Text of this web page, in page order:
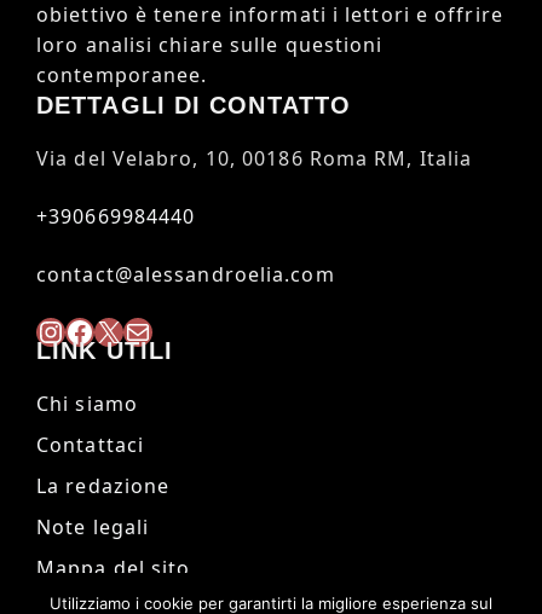
obiettivo è tenere informati i lettori e offrire
loro analisi chiare sulle questioni
contemporanee.
DETTAGLI DI CONTATTO
Via del Velabro, 10, 00186 Roma RM, Italia
+390669984440
contact@alessandroelia.com
Instagram
Facebook
X Mail
LINK UTILI
Chi siamo
Contattaci
La redazione
Note legali
Mappa del sito
Utilizziamo i cookie per garantirti la migliore esperienza sul